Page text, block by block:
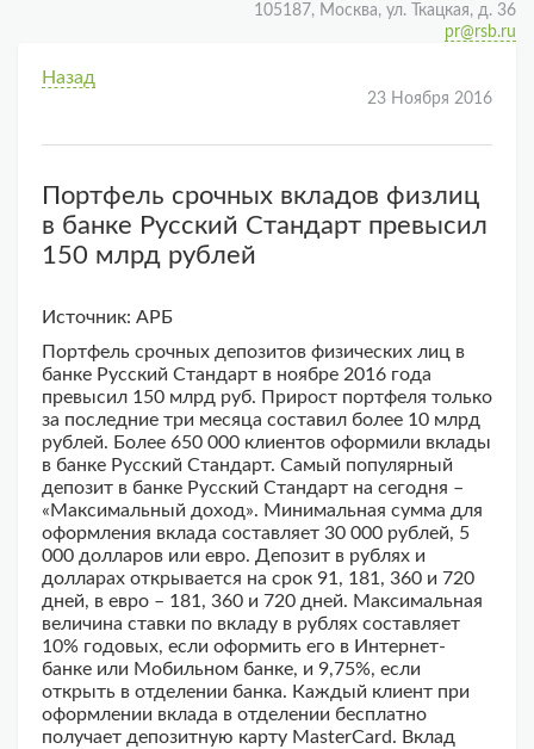
105187, Москва, ул. Ткацкая, д. 36
pr@rsb.ru
Назад
23 Ноября 2016
Портфель срочных вкладов физлиц
в банке Русский Стандарт превысил
150 млрд рублей
Источник: АРБ
Портфель срочных депозитов физических лиц в
банке Русский Стандарт в ноябре 2016 года
превысил 150 млрд руб. Прирост портфеля только
за последние три месяца составил более 10 млрд
рублей. Более 650 000 клиентов оформили вклады
в банке Русский Стандарт. Самый популярный
депозит в банке Русский Стандарт на сегодня –
«Максимальный доход». Минимальная сумма для
оформления вклада составляет 30 000 рублей, 5
000 долларов или евро. Депозит в рублях и
долларах открывается на срок 91, 181, 360 и 720
дней, в евро – 181, 360 и 720 дней. Максимальная
величина ставки по вкладу в рублях составляет
10% годовых, если оформить его в Интернет-
банке или Мобильном банке, и 9,75%, если
открыть в отделении банка. Каждый клиент при
оформлении вклада в отделении бесплатно
получает депозитную карту MasterCard. Вклад